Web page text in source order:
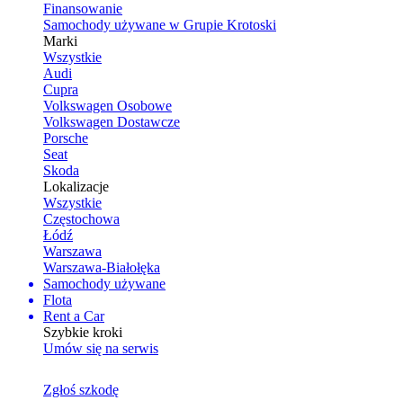
Finansowanie
Samochody używane w Grupie Krotoski
Marki
Wszystkie
Audi
Cupra
Volkswagen Osobowe
Volkswagen Dostawcze
Porsche
Seat
Skoda
Lokalizacje
Wszystkie
Częstochowa
Łódź
Warszawa
Warszawa-Białołęka
Samochody używane
Flota
Rent a Car
Szybkie kroki
Umów się na serwis
Zgłoś szkodę